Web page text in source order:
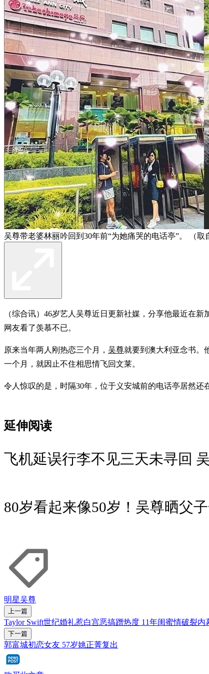
吴尊带老婆林丽吟回到30年前“为她痛哭的电话亭”。 （取
（综合讯）46岁艺人吴尊近日更新社媒，分享他最近在
网友看了羡慕不已。
原来当年两人刚热恋三个月， 吴尊就要到澳大利亚念书。
一个月，就因止不住相思情飞回文莱。
令人惊叹的是，时隔30年，位于义安城前的电话亭居然
延伸阅读
飞机延误行李不见三天未寻回
80岁看起来像50岁！吴尊晒父
明星吴尊
上一篇
Taylor Swift世纪婚礼惹白宫恶搞蹭热度 11年闺蜜情破裂内
下一篇
郭富城初恋女友 57岁姚正菁复出